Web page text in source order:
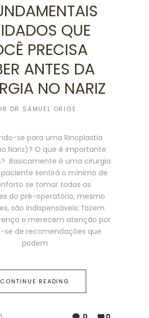
QUE
PRECISA
ANTES DA
NO NARIZ
DR SAMUEL ORIGE
se para uma Rinoplastia
Nariz)? O que é importante
Basicamente é uma cirurgia
paciente sentirá o mínimo de
se tomar todas as
do pré-operatório, mesmo
são indispensáveis; fazem
e merecem atenção por
de recomendações que
podem
CONTINUE READING